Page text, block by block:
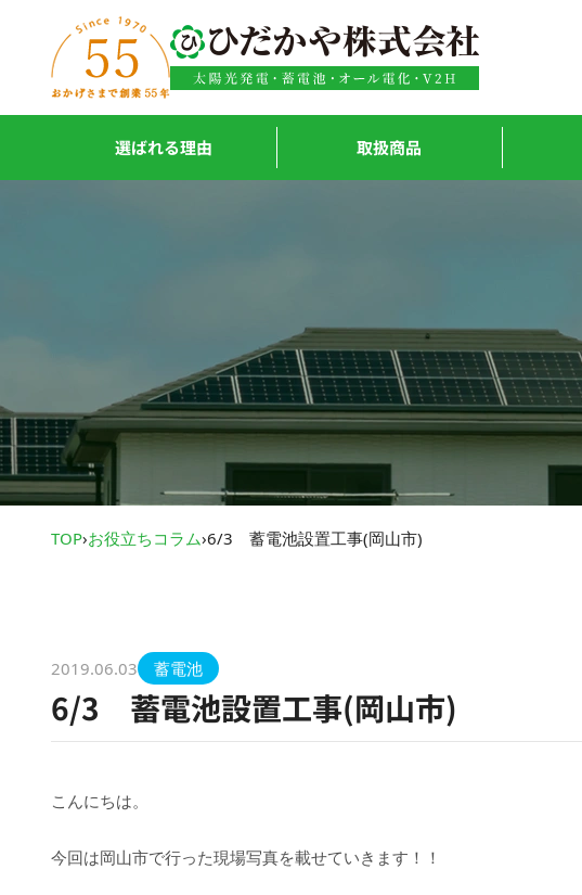
内容をスキップ
選ばれる理由 取扱商品
TOP›お役立ちコラム›6/3 蓄電池設置工事(岡山市)
2019.06.03 蓄電池
6/3 蓄電池設置工事(岡山市)
こんにちは。
今回は岡山市で行った現場写真を載せていきます！！